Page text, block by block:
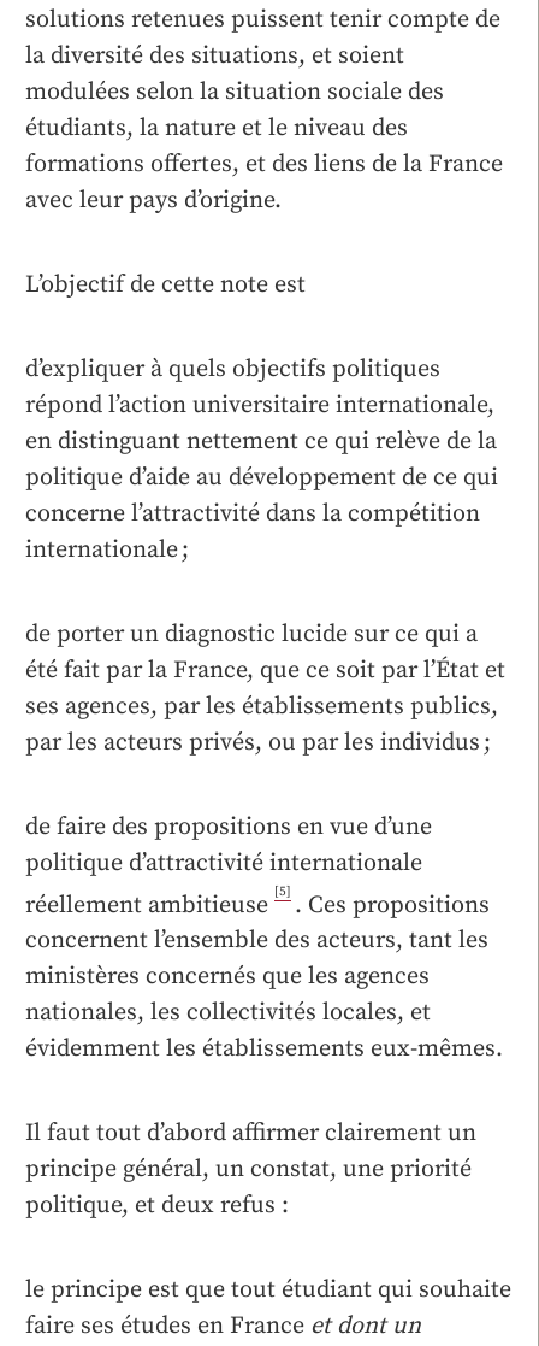
solutions retenues puissent tenir compte de
la diversité des situations, et soient
modulées selon la situation sociale des
étudiants, la nature et le niveau des
formations offertes, et des liens de la France
avec leur pays d’origine.
L’objectif de cette note est
d’expliquer à quels objectifs politiques
répond l’action universitaire internationale,
en distinguant nettement ce qui relève de la
politique d’aide au développement de ce qui
concerne l’attractivité dans la compétition
internationale ;
de porter un diagnostic lucide sur ce qui a
été fait par la France, que ce soit par l’État et
ses agences, par les établissements publics,
par les acteurs privés, ou par les individus ;
de faire des propositions en vue d’une
politique d’attractivité internationale
réellement ambitieuse [5] . Ces propositions
concernent l’ensemble des acteurs, tant les
ministères concernés que les agences
nationales, les collectivités locales, et
évidemment les établissements eux-mêmes.
Il faut tout d’abord affirmer clairement un
principe général, un constat, une priorité
politique, et deux refus :
le principe est que tout étudiant qui souhaite
faire ses études en France et dont un